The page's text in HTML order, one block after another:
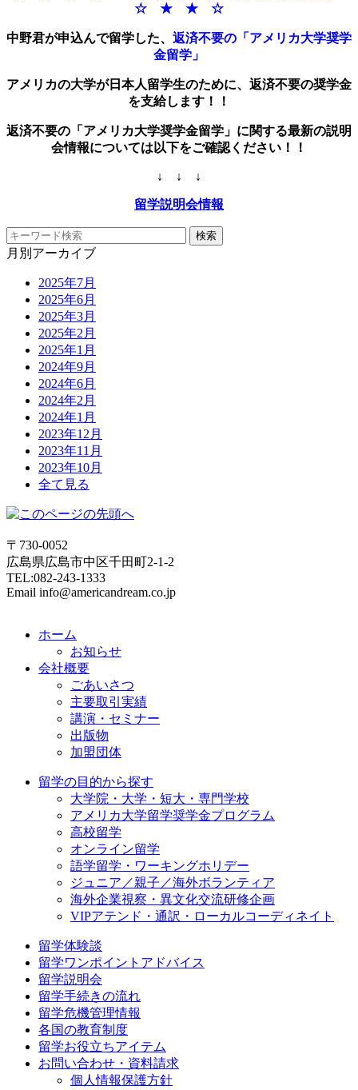
☆ ★ ★ ☆
中野君が申込んで留学した、 返済不要の「アメリカ大学奨学
金留学」
アメリカの大学が日本人留学生のために、返済不要の奨学金
を支給します！！
返済不要の「アメリカ大学奨学金留学」に関する最新の説明
会情報については以下をご確認ください！！
↓ ↓ ↓
留学説明会情報
月別アーカイブ
2025年7月
2025年6月
2025年3月
2025年2月
2025年1月
2024年9月
2024年6月
2024年2月
2024年1月
2023年12月
2023年11月
2023年10月
全て見る
〒730-0052
広島県広島市中区千田町2-1-2
TEL:082-243-1333
Email info@americandream.co.jp
ホーム
お知らせ
会社概要
ごあいさつ
主要取引実績
講演・セミナー
出版物
加盟団体
留学の目的から探す
大学院・大学・短大・専門学校
アメリカ大学留学奨学金プログラム
高校留学
オンライン留学
語学留学・ワーキングホリデー
ジュニア／親子／海外ボランティア
海外企業視察・異文化交流研修企画
VIPアテンド・通訳・ローカルコーディネイト
留学体験談
留学ワンポイントアドバイス
留学説明会
留学手続きの流れ
留学危機管理情報
各国の教育制度
留学お役立ちアイテム
お問い合わせ・資料請求
個人情報保護方針